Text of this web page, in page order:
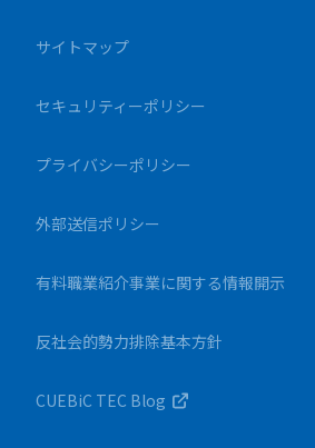
サイトマップ
セキュリティーポリシー
プライバシーポリシー
外部送信ポリシー
有料職業紹介事業に関する情報開示
反社会的勢力排除基本方針
CUEBiC TEC Blog